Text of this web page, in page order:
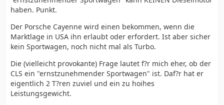
haben. Punkt.
Der Porsche Cayenne wird einen bekommen, wenn die
Marktlage in USA ihn erlaubt oder erfordert. Ist aber sicher
kein Sportwagen, noch nicht mal als Turbo.
Die (vielleicht provokante) Frage lautet f?r mich eher, ob der
CLS ein "ernstzunehmender Sportwagen" ist. Daf?r hat er
eigentlich 2 T?ren zuviel und ein zu hoihes
Leistungsgewicht.